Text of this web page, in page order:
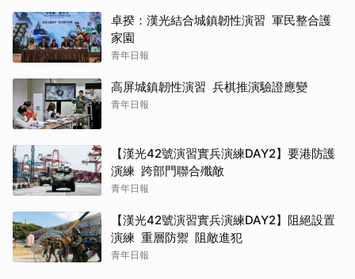
卓揆：漢光結合城鎮韌性演習 軍民整合護
家園
青年日報
高屏城鎮韌性演習 兵棋推演驗證應變
青年日報
【漢光42號演習實兵演練DAY2】要港防護
演練 跨部門聯合殲敵
青年日報
【漢光42號演習實兵演練DAY2】阻絕設置
演練 重層防禦 阻敵進犯
青年日報